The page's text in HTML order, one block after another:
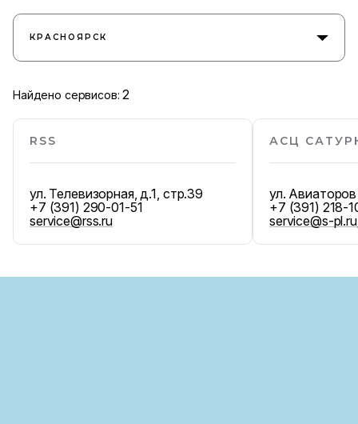
КРАСНОЯРСК
Найдено сервисов:2
RSS
ул. Телевизорная, д.1, стр.39
+7 (391) 290-01-51
service@rss.ru
АСЦ
ул.
+7 (391) 218-
service@s-